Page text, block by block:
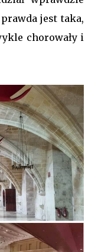
jest taka,
chorowały i